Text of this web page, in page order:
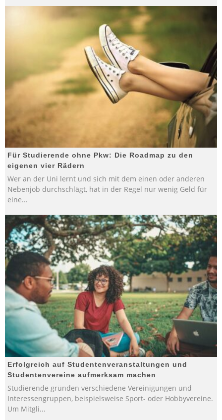
Für Studierende ohne Pkw: Die Roadmap zu den
eigenen vier Rädern
Wer an der Uni lernt und sich mit dem einen oder anderen
Nebenjob durchschlägt, hat in der Regel nur wenig Geld für
eine...
Erfolgreich auf Studentenveranstaltungen und
Studentenvereine aufmerksam machen
Studierende gründen verschiedene Vereinigungen und
Interessengruppen, beispielsweise Sport- oder Hobbyvereine.
Um Mitgli...